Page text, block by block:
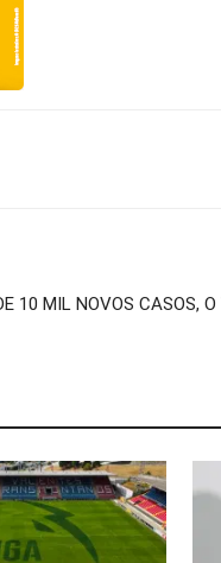
10 MIL NOVOS CASOS,